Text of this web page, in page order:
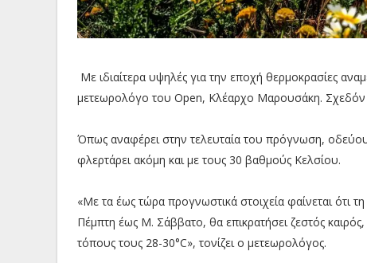
Με ιδιαίτερα υψηλές για την εποχή θερμοκρασίες
μετεωρολόγο του Open, Κλέαρχο Μαρουσάκη.
Όπως αναφέρει στην τελευταία του πρόγνωση,
φλερτάρει ακόμη και με τους 30 βαθμούς Κελσίου.
«Με τα έως τώρα προγνωστικά στοιχεία φαίνεται ότι
Πέμπτη έως Μ. Σάββατο, θα επικρατήσει ζεστός
τόπους τους 28-30°C», τονίζει ο μετεωρολόγος.